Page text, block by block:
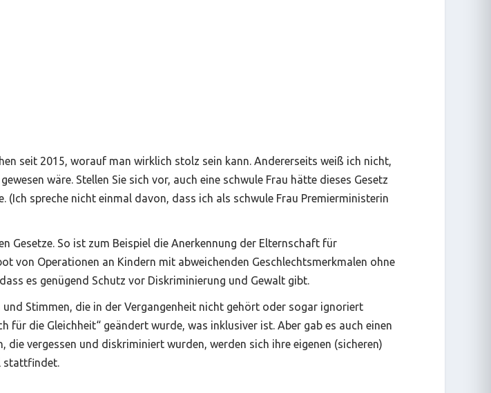
seit 2015, worauf man wirklich stolz sein kann. Andererseits weiß ich nicht,
wäre. Stellen Sie sich vor, auch eine schwule Frau hätte dieses Gesetz
spreche nicht einmal davon, dass ich als schwule Frau Premierministerin
Gesetze. So ist zum Beispiel die Anerkennung der Elternschaft für
von Operationen an Kindern mit abweichenden Geschlechtsmerkmalen ohne
es genügend Schutz vor Diskriminierung und Gewalt gibt.
Stimmen, die in der Vergangenheit nicht gehört oder sogar ignoriert
für die Gleichheit“ geändert wurde, was inklusiver ist. Aber gab es auch einen
vergessen und diskriminiert wurden, werden sich ihre eigenen (sicheren)
stattfindet.